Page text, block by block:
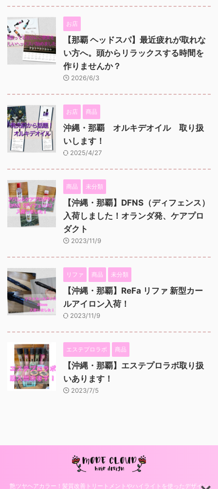
お店
【那覇 ヘッドスパ】最近疲れが取れな
い方へ。頭からリラックスする時間を
作りませんか？
2026/6/3
お店 商品
沖縄・那覇 オルキデオイル 取り扱
いします！
2025/4/27
商品 未分類
【沖縄・那覇】DFNS（ディフェンス）
入荷しました！オランダ発、ケアプロ
ダクト
2023/11/9
リファ 商品 未分類
【沖縄・那覇】ReFa リファ 新型カー
ルアイロン入荷！
2023/11/9
エステプロラボ 商品
【沖縄・那覇】エステプロラボ取り扱
いあります！
2023/7/5
艶ツヤヘアカラー！髪質改善トリートメントやハイライトを使ったデザイン